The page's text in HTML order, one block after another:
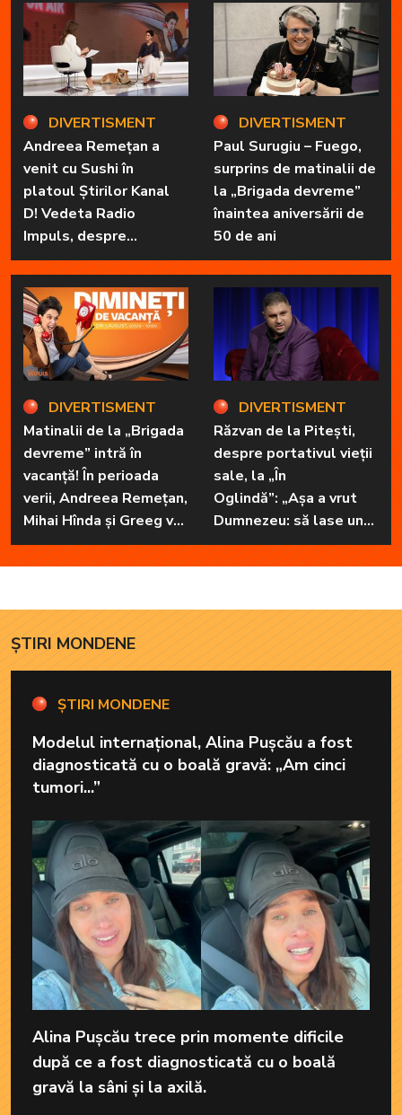
în fața telespectatorilor.
DIVERTISMENT
Andreea Remețan a
venit cu Sushi în
platoul Știrilor Kanal
D! Vedeta Radio
Impuls, despre
„Dimineți de vacanță” și
prietena sa
necuvântătoare
DIVERTISMENT
Matinalii de la „Brigada
devreme” intră în
vacanță! În perioada
verii, Andreea Remețan,
Mihai Hînda și Greeg vor
da, pe rând, trezirea cu
„Dimineți de vacanță”
DIVERTISMENT
Paul Surugiu – Fuego,
surprins de matinalii de
la „Brigada devreme”
înaintea aniversării de
50 de ani
DIVERTISMENT
Răzvan de la Pitești,
despre portativul vieții
sale, la „În
Oglindă”: „Așa a vrut
Dumnezeu: să lase unul
în familie cu har, harul
de a cânta, să poată să
lipsește”
ȘTIRI MONDENE
ȘTIRI MONDENE
Modelul internațional, Alina Pușcău a fost
diagnosticată cu o boală gravă: „Am cinci
tumori...”
Alina Pușcău trece prin momente dificile
după ce a fost diagnosticată cu o boală
gravă la sâni și la axilă.